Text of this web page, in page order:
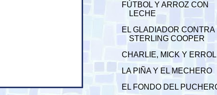
FÚTBOL Y ARROZ CON
LECHE
EL GLADIADOR CONTRA
STERLING COOPER
CHARLIE, MICK Y ERROL
LA PIÑA Y EL MECHERO
EL FONDO DEL